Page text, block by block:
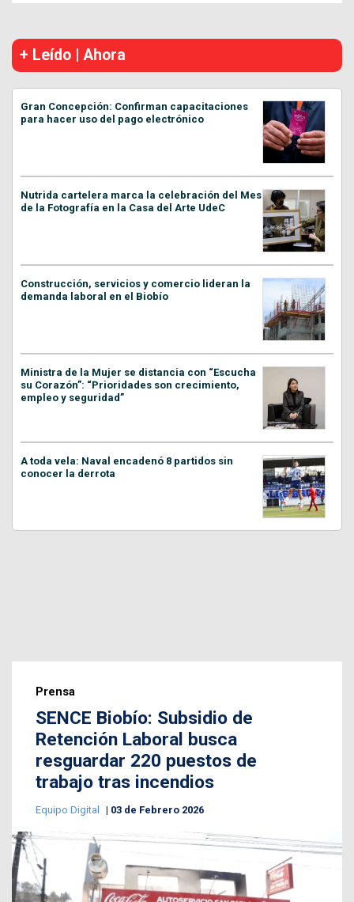
+ Leído | Ahora
Gran Concepción: Confirman capacitaciones
para hacer uso del pago electrónico
Nutrida cartelera marca la celebración del Mes
de la Fotografía en la Casa del Arte UdeC
Construcción, servicios y comercio lideran la
demanda laboral en el Biobío
Ministra de la Mujer se distancia con “Escucha
su Corazón”: “Prioridades son crecimiento,
empleo y seguridad”
A toda vela: Naval encadenó 8 partidos sin
conocer la derrota
Prensa
SENCE Biobío: Subsidio de
Retención Laboral busca
resguardar 220 puestos de
trabajo tras incendios
Equipo Digital 03 de Febrero 2026